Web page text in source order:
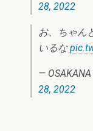
28, 2022
お、ちゃん
いるな
—
28, 2022